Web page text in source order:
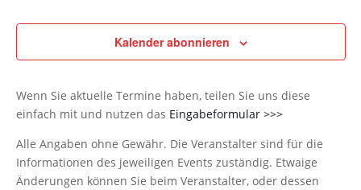
Kalender abonnieren
Wenn Sie aktuelle Termine haben, teilen Sie uns diese
einfach mit und nutzen das Eingabeformular >>>
Alle Angaben ohne Gewähr. Die Veranstalter sind für die
Informationen des jeweiligen Events zuständig. Etwaige
Änderungen können Sie beim Veranstalter, oder dessen